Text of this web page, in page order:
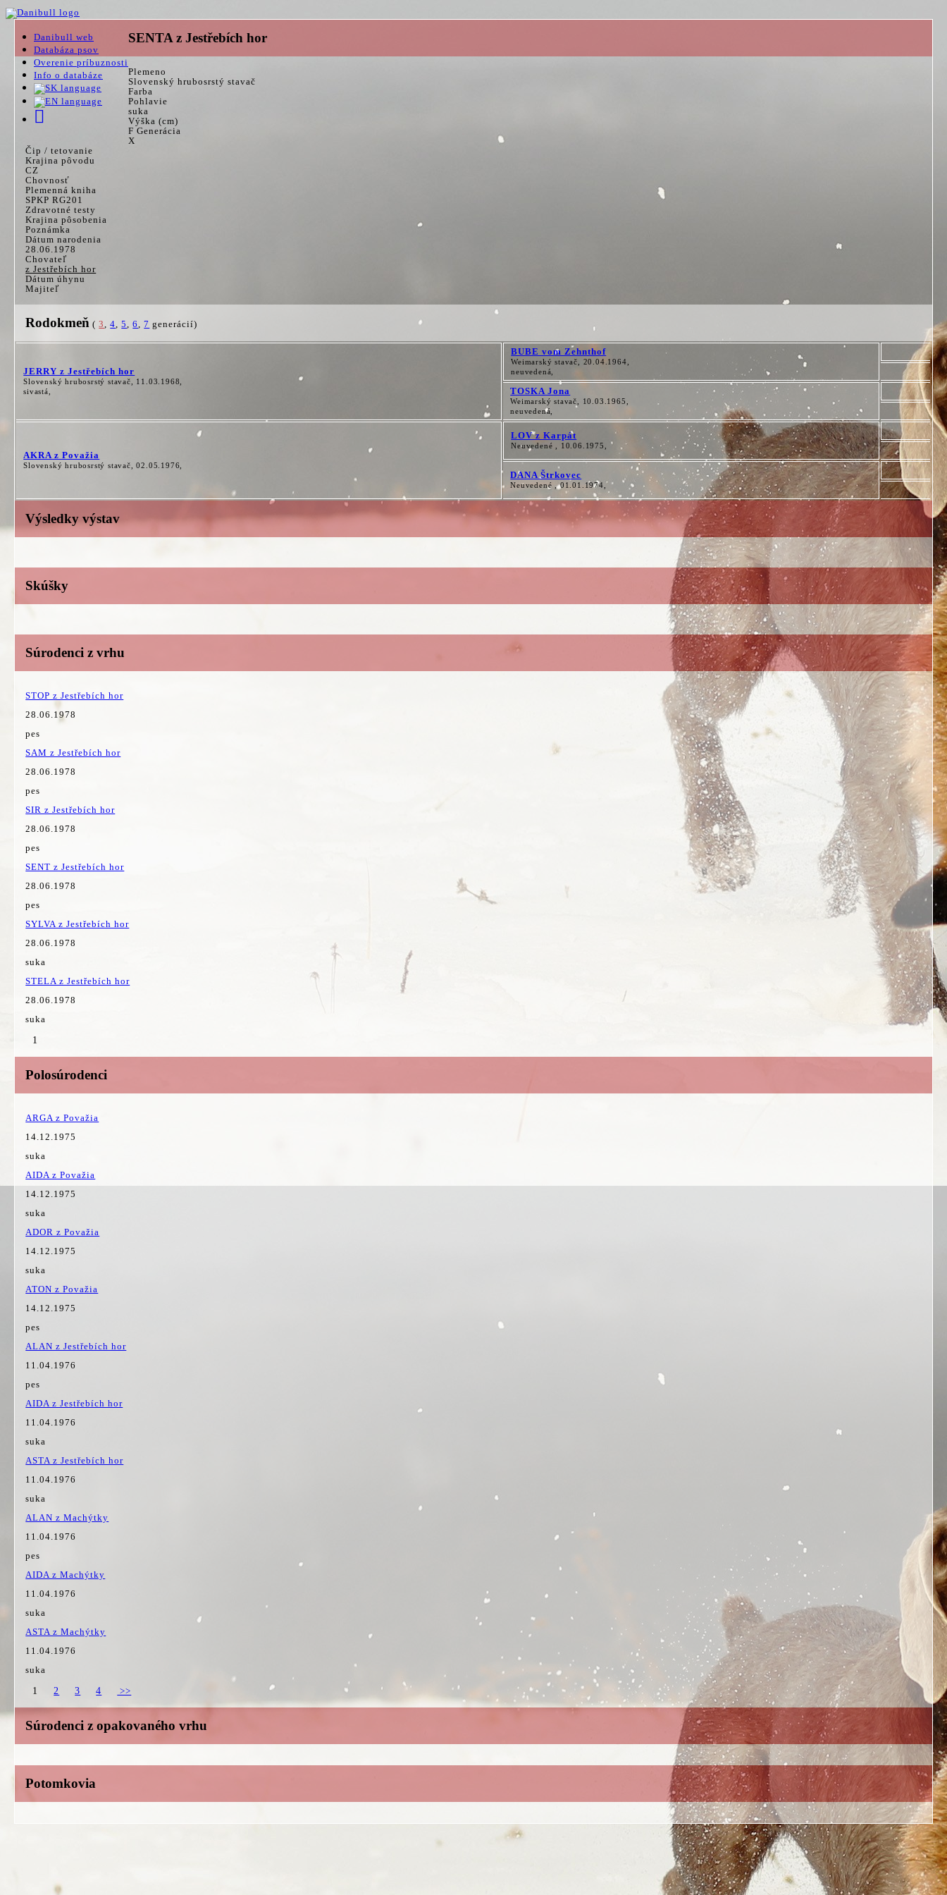
Danibull web
Databáza psov
Overenie príbuznosti
Info o databáze
SENTA z Jestřebích hor
Plemeno
Slovenský hrubosrstý stavač
Farba
Pohlavie
suka
Výška (cm)
F Generácia
X
Čip / tetovanie
Krajina pôvodu
CZ
Chovnosť
Plemenná kniha
SPKP RG201
Zdravotné testy
Krajina pôsobenia
Poznámka
Dátum narodenia
28.06.1978
Chovateľ
z Jestřebích hor
Dátum úhynu
Majiteľ
Rodokmeň (3,4,5,6,7 generácií)
JERRY z Jestřebích hor
Slovenský hrubosrstý stavač, 11.03.1968,
sivastá,
BUBE vom Zehnthof
Weimarský stavač, 20.04.1964,
neuvedená,
TOSKA Jona
Weimarský stavač, 10.03.1965,
neuvedená,
AKRA z Považia
Slovenský hrubosrstý stavač, 02.05.1976,
LOV z Karpát
Neuvedené , 10.06.1975,
DANA Štrkovec
Neuvedené , 01.01.1974,
Výsledky výstav
Skúšky
Súrodenci z vrhu
STOP z Jestřebích hor
28.06.1978
pes
SAM z Jestřebích hor
28.06.1978
pes
SIR z Jestřebích hor
28.06.1978
pes
SENT z Jestřebích hor
28.06.1978
pes
SYLVA z Jestřebích hor
28.06.1978
suka
STELA z Jestřebích hor
28.06.1978
suka
1
Polosúrodenci
ARGA z Považia
14.12.1975
suka
AIDA z Považia
14.12.1975
suka
ADOR z Považia
14.12.1975
suka
ATON z Považia
14.12.1975
pes
ALAN z Jestřebích hor
11.04.1976
pes
AIDA z Jestřebích hor
11.04.1976
suka
ASTA z Jestřebích hor
11.04.1976
suka
ALAN z Machýtky
11.04.1976
pes
AIDA z Machýtky
11.04.1976
suka
ASTA z Machýtky
11.04.1976
suka
1
2 3 4 >>
Súrodenci z opakovaného vrhu
Potomkovia